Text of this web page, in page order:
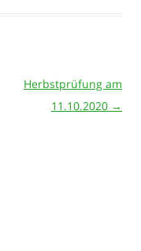
Herbstprüfung am
11.10.2020 →